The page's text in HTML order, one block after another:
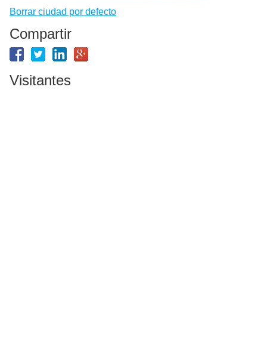
Borrar ciudad por defecto
Compartir
Visitantes